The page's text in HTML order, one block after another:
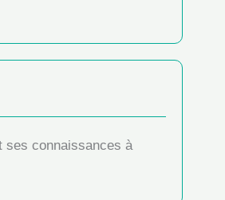
ses connaissances à